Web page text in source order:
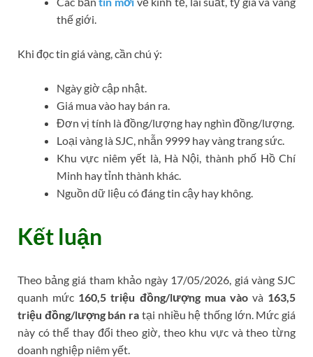
thế giới.
Khi đọc tin giá vàng, cần chú ý:
Ngày giờ cập nhật.
Giá mua vào hay bán ra.
Đơn vị tính là đồng/lượng hay nghìn đồng/lượng.
Loại vàng là SJC, nhẫn 9999 hay vàng trang sức.
Khu vực niêm yết là, Hà Nội, thành phố Hồ Chí
Minh hay tỉnh thành khác.
Nguồn dữ liệu có đáng tin cậy hay không.
Kết luận
Theo bảng giá tham khảo ngày 17/05/2026, giá vàng SJC
quanh mức 160,5 triệu đồng/lượng mua vàovà 163,5
triệu đồng/lượng bán ra tại nhiều hệ thống lớn. Mức giá
này có thể thay đổi theo giờ, theo khu vực và theo từng
doanh nghiệp niêm yết.